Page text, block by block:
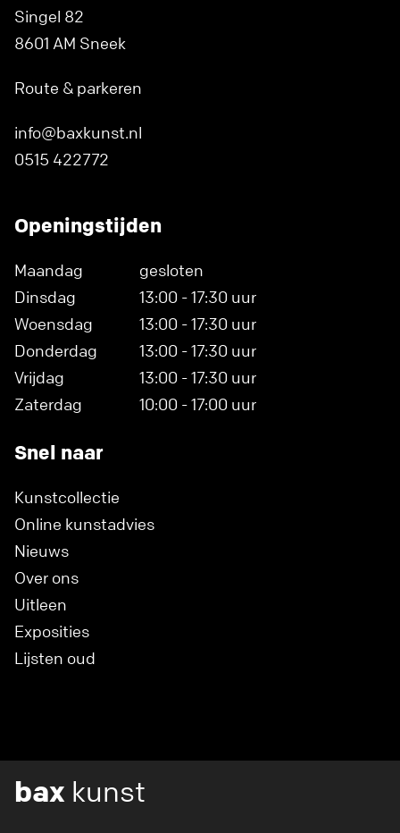
Singel 82
8601 AM Sneek
Route & parkeren
info@baxkunst.nl
0515 422772
Openingstijden
Maandag
gesloten
Dinsdag
13:00 - 17:30 uur
Woensdag
13:00 - 17:30 uur
Donderdag
13:00 - 17:30 uur
Vrijdag
13:00 - 17:30 uur
Zaterdag
10:00 - 17:00 uur
Snel naar
Kunstcollectie
Online kunstadvies
Nieuws
Over ons
Uitleen
Exposities
Lijsten oud
bax kunst